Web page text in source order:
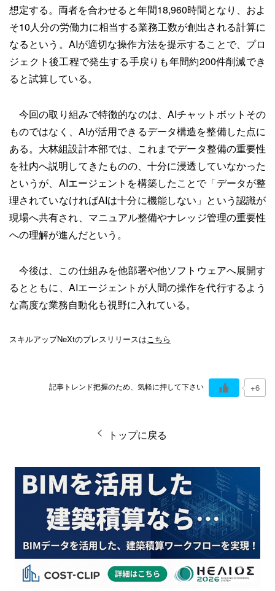
想定する。両者を合わせると年間18,960時間となり、およ
そ10人分の労働力に相当する業務工数が創出される計算に
なるという。AIが適切な操作方法を提示することで、プロ
ジェクト後工程で発生する手戻りも年間約200件削減でき
ると試算している。
今回の取り組みで特徴的なのは、AIチャットボットその
ものではなく、AIが活用できるデータ構造を整備した点に
ある。大林組設計本部では、これまでデータ整備の重要性
を社内へ説明してきたものの、十分に浸透していなかった
というが、AIエージェントを構築したことで「データが整
理されていなければAIは十分に機能しない」という認識が
現場へ共有され、マニュアル整備やナレッジ管理の重要性
への理解が進んだという。
今後は、この仕組みを他部署や他ソフトウェアへ展開す
るとともに、AIエージェントが人間の操作を代行するよう
な高度な業務自動化も視野に入れている。
スキルアップNeXtのプレスリリースはこちら
記事トレンド把握のため、気軽に押して下さい +6
トップに戻る